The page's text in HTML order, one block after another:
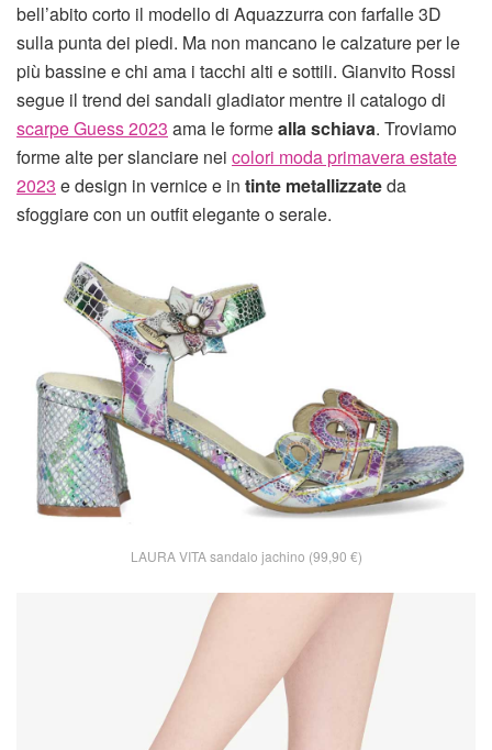
bell’abito corto il modello di Aquazzurra con farfalle 3D
sulla punta dei piedi. Ma non mancano le calzature per le
più bassine e chi ama i tacchi alti e sottili. Gianvito Rossi
segue il trend dei sandali gladiator mentre il catalogo di
scarpe Guess 2023 ama le formealla schiava. Troviamo
forme alte per slanciare nei colori moda primavera estate
2023 e design in vernice e in tinte metallizzateda
sfoggiare con un outfit elegante o serale.
LAURA VITA sandalo jachino (99,90 €)